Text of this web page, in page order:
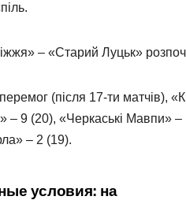
– «Старий Луцьк»
(після 17-ти матчів),
– 9 (20), «Черкаські Мавпи»
– 2 (19).
условия: на